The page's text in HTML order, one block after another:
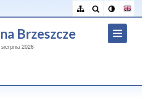
Brzeszcze
2026